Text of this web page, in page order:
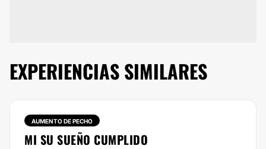
EXPERIENCIAS SIMILARES
AUMENTO DE PECHO
MI SU SUEÑO CUMPLIDO